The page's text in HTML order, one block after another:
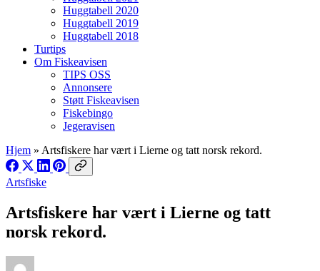
Huggtabell 2020
Huggtabell 2019
Huggtabell 2018
Turtips
Om Fiskeavisen
TIPS OSS
Annonsere
Støtt Fiskeavisen
Fiskebingo
Jegeravisen
Hjem » Artsfiskere har vært i Lierne og tatt norsk rekord.
Artsfiske
Artsfiskere har vært i Lierne og tatt
norsk rekord.